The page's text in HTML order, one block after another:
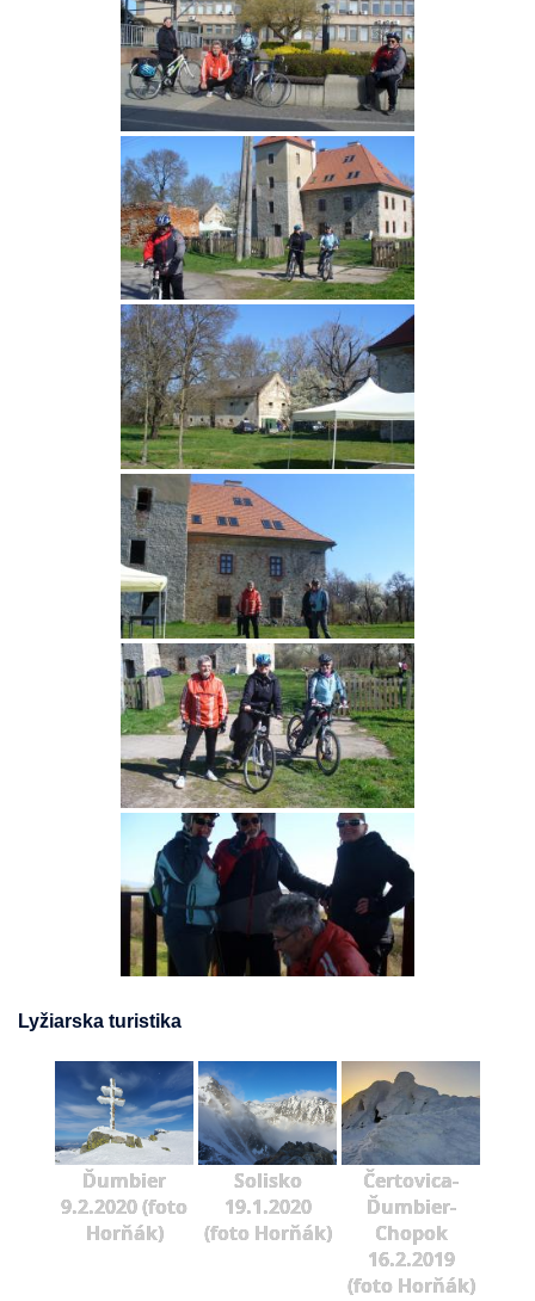
Lyžiarska turistika
Ďumbier
9.2.2020 (foto
Horňák)
Solisko
19.1.2020
(foto Horňák)
Čertovica-
Ďumbier-
Chopok
16.2.2019
(foto Horňák)